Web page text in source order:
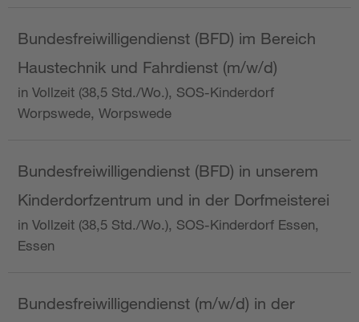
Bundesfreiwilligendienst (BFD) im Bereich
Haustechnik und Fahrdienst (m/w/d)
in Vollzeit (38,5 Std./Wo.), SOS-Kinderdorf
Worpswede, Worpswede
Bundesfreiwilligendienst (BFD) in unserem
Kinderdorfzentrum und in der Dorfmeisterei
in Vollzeit (38,5 Std./Wo.), SOS-Kinderdorf Essen,
Essen
Bundesfreiwilligendienst (m/w/d) in der